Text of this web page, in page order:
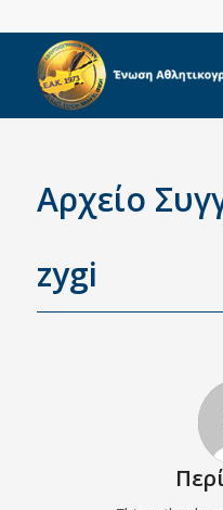
Αρχείο
zygi